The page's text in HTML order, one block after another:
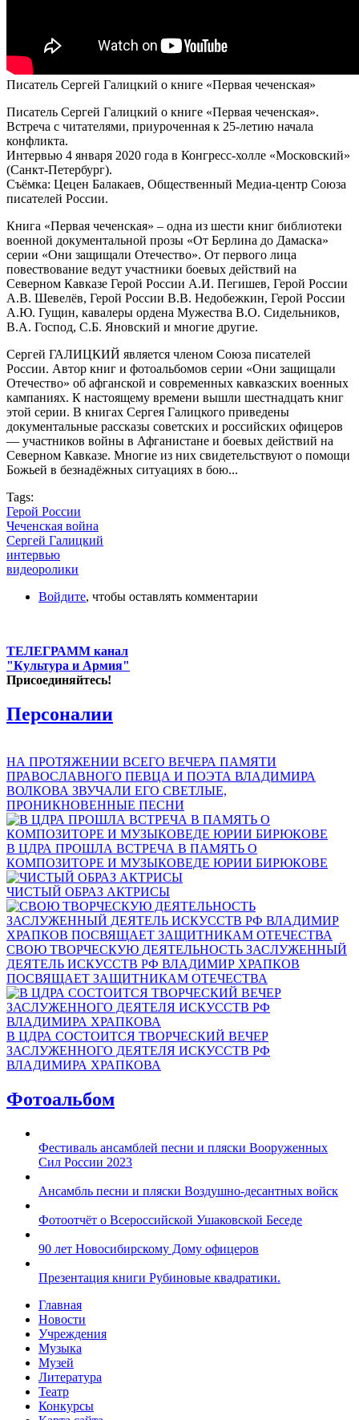
Писатель Сергей Галицкий о книге «Первая чеченская»
Писатель Сергей Галицкий о книге «Первая чеченская».
Встреча с читателями, приуроченная к 25-летию начала
конфликта.
Интервью 4 января 2020 года в Конгресс-холле «Московский»
(Санкт-Петербург).
Съёмка: Цецен Балакаев, Общественный Медиа-центр Союза
писателей России.
Книга «Первая чеченская» – одна из шести книг библиотеки
военной документальной прозы «От Берлина до Дамаска»
серии «Они защищали Отечество». От первого лица
повествование ведут участники боевых действий на
Северном Кавказе Герой России А.И. Пегишев, Герой России
А.В. Шевелёв, Герой России В.В. Недобежкин, Герой России
А.Ю. Гущин, кавалеры ордена Мужества В.О. Сидельников,
В.А. Господ, С.Б. Яновский и многие другие.
Сергей ГАЛИЦКИЙ является членом Союза писателей
России. Автор книг и фотоальбомов серии «Они защищали
Отечество» об афганской и современных кавказских военных
кампаниях. К настоящему времени вышли шестнадцать книг
этой серии. В книгах Сергея Галицкого приведены
документальные рассказы советских и российских офицеров
— участников войны в Афганистане и боевых действий на
Северном Кавказе. Многие из них свидетельствуют о помощи
Божьей в безнадёжных ситуациях в бою...
Tags:
Герой России
Чеченская война
Сергей Галицкий
интервью
видеоролики
Войдите, чтобы оставлять комментарии
ТЕЛЕГРАММ канал
"Культура и Армия"
Присоединяйтесь!
Персоналии
НА ПРОТЯЖЕНИИ ВСЕГО ВЕЧЕРА ПАМЯТИ
ПРАВОСЛАВНОГО ПЕВЦА И ПОЭТА ВЛАДИМИРА
ВОЛКОВА ЗВУЧАЛИ ЕГО СВЕТЛЫЕ,
ПРОНИКНОВЕННЫЕ ПЕСНИ
В ЦДРА ПРОШЛА ВСТРЕЧА В ПАМЯТЬ О
КОМПОЗИТОРЕ И МУЗЫКОВЕДЕ ЮРИИ БИРЮКОВЕ
ЧИСТЫЙ ОБРАЗ АКТРИСЫ
СВОЮ ТВОРЧЕСКУЮ ДЕЯТЕЛЬНОСТЬ ЗАСЛУЖЕННЫЙ
ДЕЯТЕЛЬ ИСКУССТВ РФ ВЛАДИМИР ХРАПКОВ
ПОСВЯЩАЕТ ЗАЩИТНИКАМ ОТЕЧЕСТВА
В ЦДРА СОСТОИТСЯ ТВОРЧЕСКИЙ ВЕЧЕР
ЗАСЛУЖЕННОГО ДЕЯТЕЛЯ ИСКУССТВ РФ
ВЛАДИМИРА ХРАПКОВА
Фотоальбом
Фестиваль ансамблей песни и пляски Вооруженных
Сил России 2023
Ансамбль песни и пляски Воздушно-десантных войск
Фотоотчёт о Всероссийской Ушаковской Беседе
90 лет Новосибирскому Дому офицеров
Презентация книги Рубиновые квадратики.
Главная
Новости
Учреждения
Музыка
Музей
Литература
Театр
Конкурсы